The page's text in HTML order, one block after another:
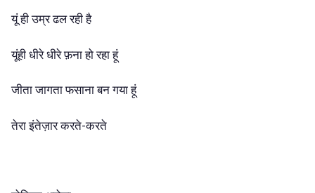
यूं ही उम्र ढल रही है
यूंही धीरे धीरे फ़ना हो रहा हूं
जीता जागता फसाना बन गया हूं
तेरा इंतेज़ार करते-करते